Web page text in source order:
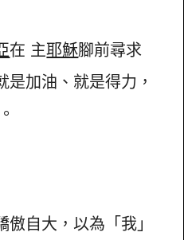
在 主耶穌腳前尋求
加油、就是得力，
自大，以為「我」